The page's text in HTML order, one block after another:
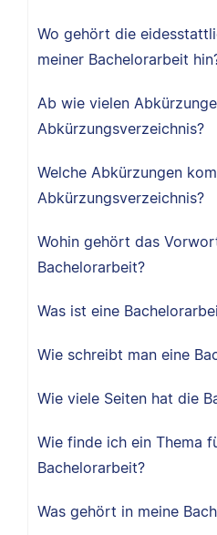
Wo gehört die
meiner Bachelorarbeit
Ab wie vielen
Abkürzungsverzeichnis?
Welche Abkürzungen
Abkürzungsverzeichnis?
Wohin gehört das
Bachelorarbeit?
Was ist eine
Wie schreibt man eine
Wie viele Seiten hat die
Wie finde ich ein Thema
Bachelorarbeit?
Was gehört in meine